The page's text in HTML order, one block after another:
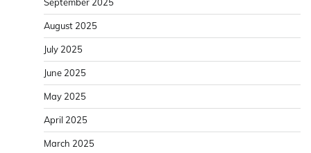
August 2025
July 2025
June 2025
May 2025
April 2025
March 2025